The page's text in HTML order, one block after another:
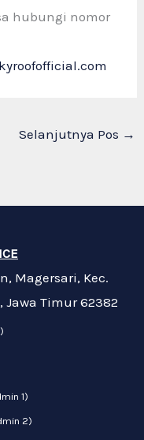
hubungi nomor
Selanjutnya Pos →
Magersari, Kec.
Timur 62382
1)
2)